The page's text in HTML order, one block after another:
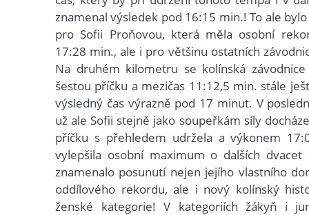
znamenal výsledek pod 16:15 min.! To ale
pro Sofii Proňovou, která měla osobní
17:28 min., ale i pro většinu ostatních
Na druhém kilometru se kolínská
šestou příčku a mezičas 11:12,5 min. stále
výsledný čas výrazně pod 17 minut. V
už ale Sofii stejně jako soupeřkám síly
příčku s přehledem udržela a výkonem
vylepšila osobní maximum o dalších dvacet
znamenalo posunutí nejen jejího vlastního
oddílového rekordu, ale i nový kolínský
ženské kategorie! V kategoriích žákyň i